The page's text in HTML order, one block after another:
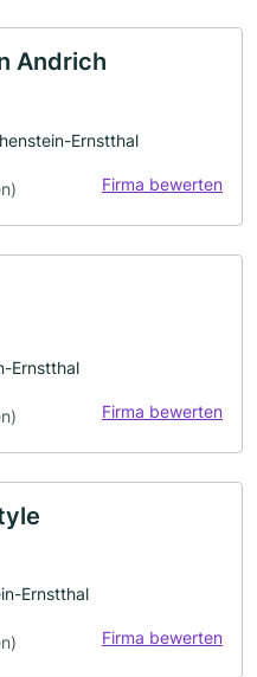
Andrich
Ernstthal
Firma bewerten
Ernstthal
Firma bewerten
Ernstthal
Firma bewerten